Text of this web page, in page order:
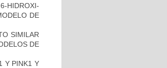
HIDROXI-
DE
SIMILAR
DE
Y PINK1 Y